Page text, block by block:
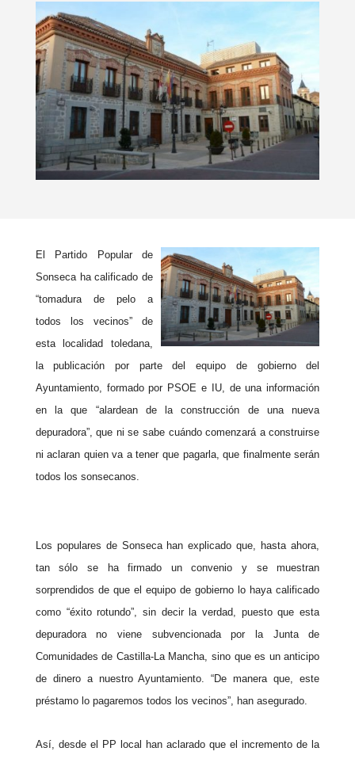
El Partido Popular de
Sonseca ha calificado de
“tomadura de pelo a
todos los vecinos” de
esta localidad toledana,
la publicación por parte del equipo de gobierno del
Ayuntamiento, formado por PSOE e IU, de una información
en la que “alardean de la construcción de una nueva
depuradora”, que ni se sabe cuándo comenzará a construirse
ni aclaran quien va a tener que pagarla, que finalmente serán
todos los sonsecanos.
Los populares de Sonseca han explicado que, hasta ahora,
tan sólo se ha firmado un convenio y se muestran
sorprendidos de que el equipo de gobierno lo haya calificado
como “éxito rotundo”, sin decir la verdad, puesto que esta
depuradora no viene subvencionada por la Junta de
Comunidades de Castilla-La Mancha, sino que es un anticipo
de dinero a nuestro Ayuntamiento. “De manera que, este
préstamo lo pagaremos todos los vecinos”, han asegurado.
Así, desde el PP local han aclarado que el incremento de la